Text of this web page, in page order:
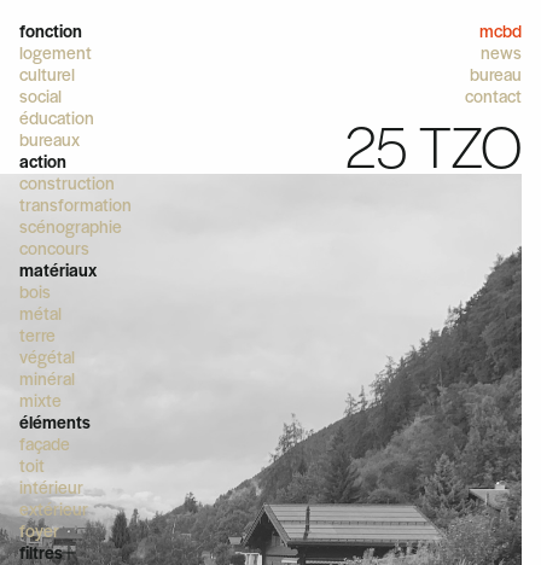
mcbd
news
bureau
contact
fonction
logement
culturel
social
éducation
bureaux
action
construction
transformation
scénographie
concours
matériaux
bois
métal
terre
végétal
minéral
mixte
éléments
façade
toit
intérieur
extérieur
foyer
filtres
25 TZO